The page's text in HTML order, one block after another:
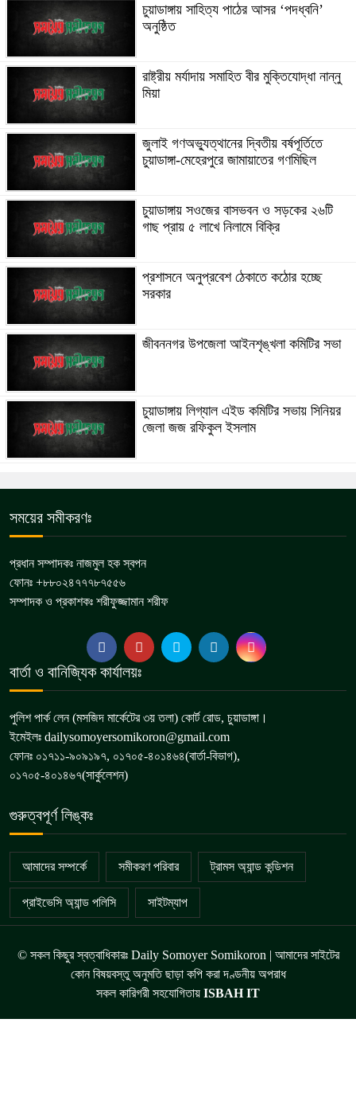
চুয়াডাঙ্গায় সাহিত্য পাঠের আসর ‘পদধ্বনি’
অনুষ্ঠিত
রাষ্ট্রীয় মর্যাদায় সমাহিত বীর মুক্তিযোদ্ধা নান্নু
মিয়া
জুলাই গণঅভ্যুত্থানের দ্বিতীয় বর্ষপূর্তিতে
চুয়াডাঙ্গা-মেহেরপুরে জামায়াতের গণমিছিল
চুয়াডাঙ্গায় সওজের বাসভবন ও সড়কের ২৬টি
গাছ প্রায় ৫ লাখে নিলামে বিক্রি
প্রশাসনে অনুপ্রবেশ ঠেকাতে কঠোর হচ্ছে
সরকার
জীবননগর উপজেলা আইনশৃঙ্খলা কমিটির সভা
চুয়াডাঙ্গায় লিগ্যাল এইড কমিটির সভায় সিনিয়র
জেলা জজ রফিকুল ইসলাম
সময়ের সমীকরণঃ
প্রধান সম্পাদকঃ নাজমুল হক স্বপন
ফোনঃ +৮৮০২৪৭৭৭৮৭৫৫৬
সম্পাদক ও প্রকাশকঃ শরীফুজ্জামান শরীফ
বার্তা ও বানিজ্যিক কার্যালয়ঃ
পুলিশ পার্ক লেন (মসজিদ মার্কেটের ৩য় তলা) কোর্ট রোড, চুয়াডাঙ্গা।
ইমেইলঃ dailysomoyersomikoron@gmail.com
ফোনঃ ০১৭১১-৯০৯১৯৭, ০১৭০৫-৪০১৪৬৪(বার্তা-বিভাগ),
০১৭০৫-৪০১৪৬৭(সার্কুলেশন)
গুরুত্বপূর্ণ লিঙ্কঃ
আমাদের সম্পর্কে সমীকরণ পরিবার ট্রামস অ্যান্ড কন্ডিশন
প্রাইভেসি অ্যান্ড পলিসি সাইটম্যাপ
© সকল কিছুর স্বত্বাধিকারঃ Daily Somoyer Somikoron | আমাদের সাইটের
কোন বিষয়বস্তু অনুমতি ছাড়া কপি করা দণ্ডনীয় অপরাধ
সকল কারিগরী সহযোগিতায় ISBAH IT